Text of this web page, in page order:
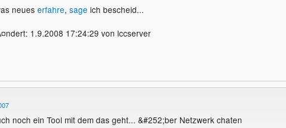
neues erfahre, sage ich bescheid...
1.9.2008 17:24:29 von lccserver
noch ein Tool mit dem das geht... &#252;ber Netzwerk chaten